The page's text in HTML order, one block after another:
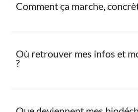
Comment ça marche,
Où retrouver mes infos et
?